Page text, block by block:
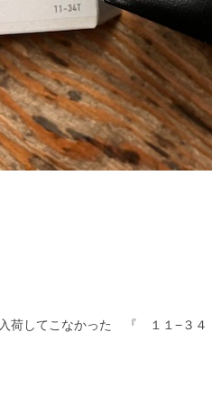
荷してこなかった 『 １１−３４